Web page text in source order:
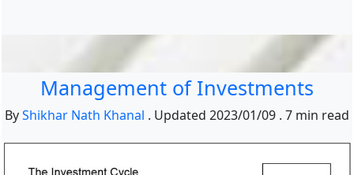
Management of Investments
ByShikhar Nath Khanal . Updated 2023/01/09 . 7 min read